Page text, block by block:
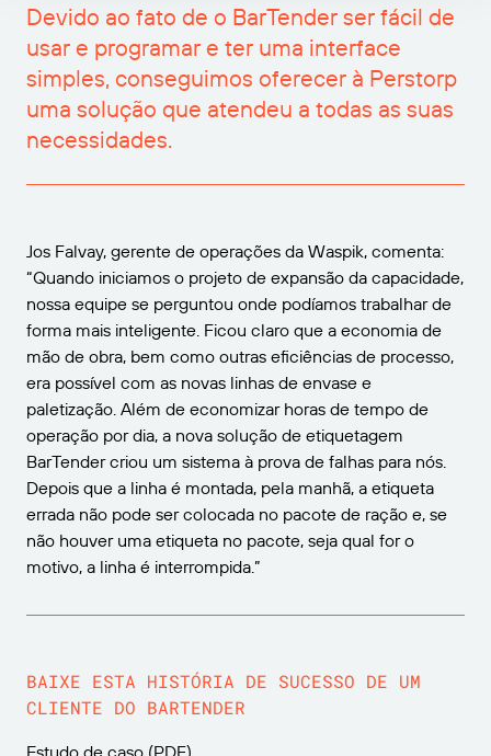
Devido ao fato de o BarTender ser fácil de
usar e programar e ter uma interface
simples, conseguimos oferecer à Perstorp
uma solução que atendeu a todas as suas
necessidades.
Jos Falvay, gerente de operações da Waspik, comenta:
“Quando iniciamos o projeto de expansão da capacidade,
nossa equipe se perguntou onde podíamos trabalhar de
forma mais inteligente. Ficou claro que a economia de
mão de obra, bem como outras eficiências de processo,
era possível com as novas linhas de envase e
paletização. Além de economizar horas de tempo de
operação por dia, a nova solução de etiquetagem
BarTender criou um sistema à prova de falhas para nós.
Depois que a linha é montada, pela manhã, a etiqueta
errada não pode ser colocada no pacote de ração e, se
não houver uma etiqueta no pacote, seja qual for o
motivo, a linha é interrompida.”
BAIXE ESTA HISTÓRIA DE SUCESSO DE UM
CLIENTE DO BARTENDER
Estudo de caso (PDF)